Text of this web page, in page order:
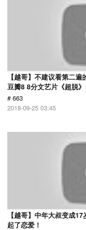
【越哥】不建议看第二
豆瓣8 8分文艺片《超脱》
# 663
2018-09-25 03:45
【越哥】中年大叔变成
起了恋爱！